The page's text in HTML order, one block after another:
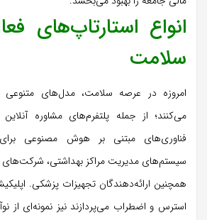
انواع استارتاپ‌های
سلامت
امروزه در عرصه سلامت، مدل‌های متنوعی
می‌کنند؛ از جمله پلتفرم‌های مشاوره
فناوری‌های مبتنی بر هوش مصنوعی
سیستم‌های مدیریت مراکز بهداشتی، شرکت‌های
همچنین ارائه‌دهندگان تجهیزات پزشکی.
استرس و اضطراب می‌پردازند نیز نمونه‌ای از